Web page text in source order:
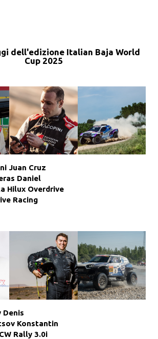
dell'edizione Italian Baja World
Cup 2025
Juan Cruz
Daniel
Hilux Overdrive
Racing
Denis
Konstantin
Rally 3.0i